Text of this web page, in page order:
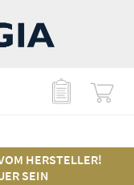
HERSTELLER!
SEIN